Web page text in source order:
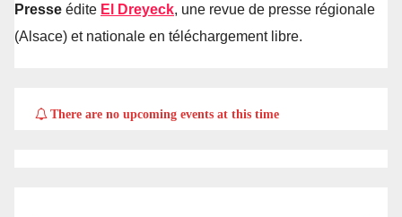
Presse édite El Dreyeck, une revue de presse régionale
(Alsace) et nationale en téléchargement libre.
There are no upcoming events at this time